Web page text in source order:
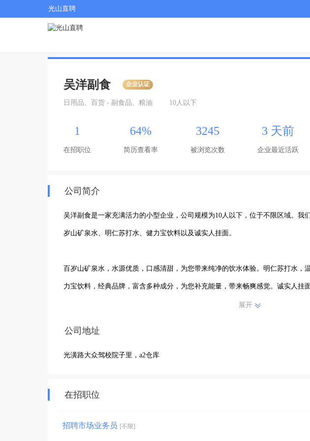
光山直聘
吴洋副食 企业认证
日用品、百货 - 副食品、粮油 10人以下
1
在招职位
64%
简历查看率
3245
被浏览次数
3 天前
企业最近活跃
公司简介
吴洋副食是一家充满活力的小型企业，公司规模为10人以下，位于不限区域。我
岁山矿泉水、明仁苏打水、健力宝饮料以及诚实人挂面。
百岁山矿泉水，水源优质，口感清甜，为您带来纯净的饮水体验。明仁苏打水，
力宝饮料，经典品牌，富含多种成分，为您补充能量，带来畅爽感觉。诚实人挂
精准把握市场需求，确保产品的供应稳定。无论是家庭日常消费，还是餐饮、零
展开
公司地址
光潢路大众驾校院子里，a2仓库
在招职位
招聘市场业务员 [不限]